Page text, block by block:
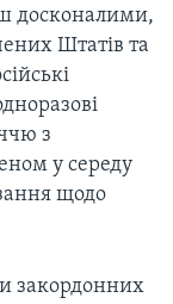
досконалими,
Штатів та
з
у середу
щодо
закордонних